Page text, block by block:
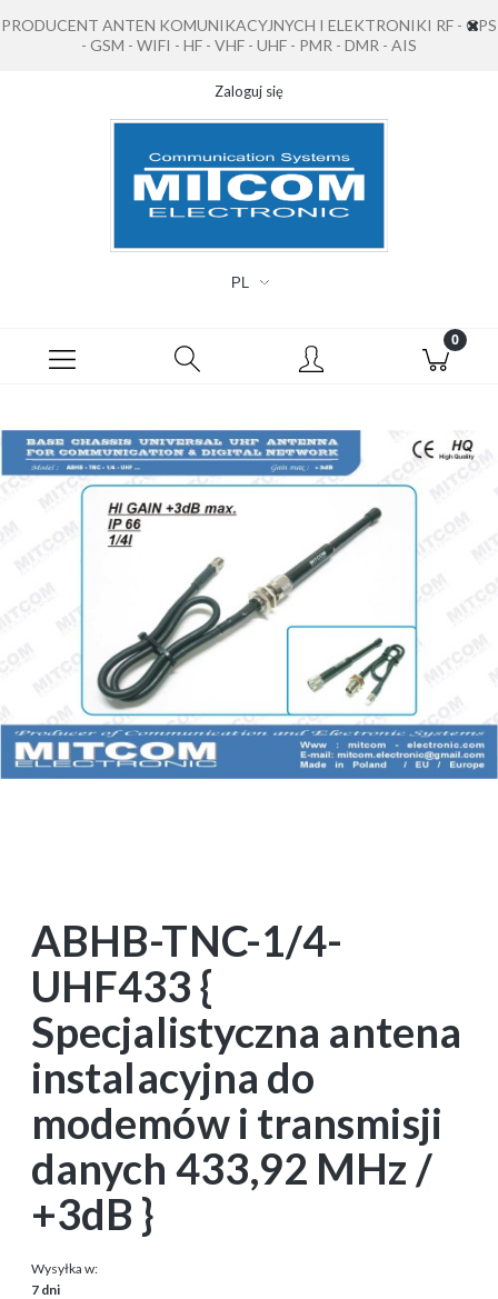
PRODUCENT ANTEN KOMUNIKACYJNYCH I ELEKTRONIKI RF - GPS
- GSM - WIFI - HF - VHF - UHF - PMR - DMR - AIS
Zaloguj się
ABHB-TNC-1/4-
UHF433 {
Specjalistyczna antena
instalacyjna do
modemów i transmisji
danych 433,92 MHz /
+3dB }
Wysyłka w:
7 dni